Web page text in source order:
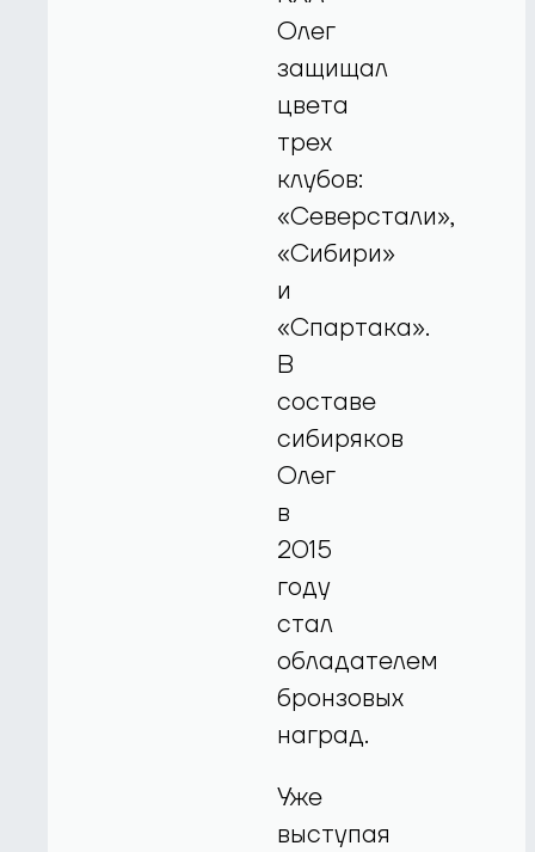
Олег
защищал
цвета
трех
клубов:
«Северстали»,
«Сибири»
и
«Спартака».
В
составе
сибиряков
Олег
в
2015
году
стал
обладателем
бронзовых
наград.
Уже
выступая